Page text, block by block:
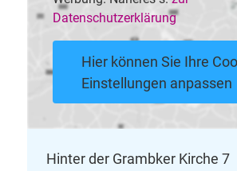
Datenschutzerklärung
Hier können Sie Ihre
Einstellungen anpassen
Hinter der Grambker Kirche 7